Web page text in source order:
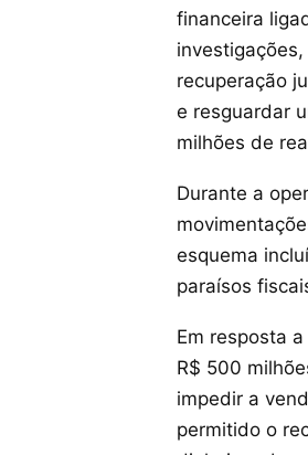
financeira
recuperação
e resguardar
milhões de
Durante a
esquema
paraísos
Em resposta
R$ 500
impedir a
permitido o